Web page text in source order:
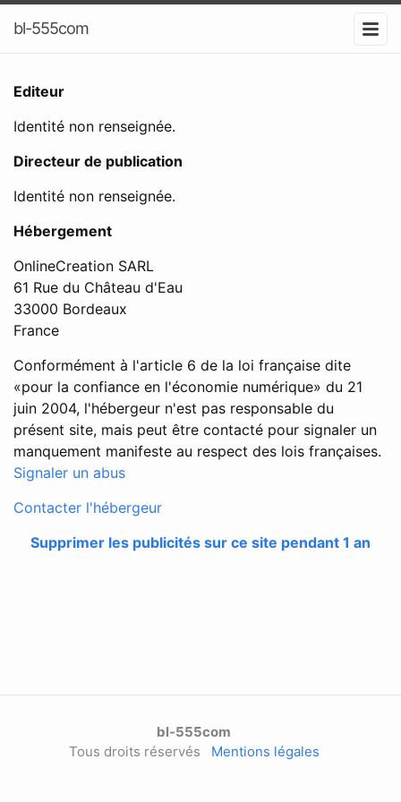
bl-555com
Editeur
Identité non renseignée.
Directeur de publication
Identité non renseignée.
Hébergement
OnlineCreation SARL
61 Rue du Château d'Eau
33000 Bordeaux
France
Conformément à l'article 6 de la loi française dite
«pour la confiance en l'économie numérique» du 21
juin 2004, l'hébergeur n'est pas responsable du
présent site, mais peut être contacté pour signaler un
manquement manifeste au respect des lois françaises.
Signaler un abus
Contacter l'hébergeur
Supprimer les publicités sur ce site pendant 1 an
bl-555com
Tous droits réservés Mentions légales